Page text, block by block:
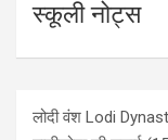
स्कूली नोट्स
लोदी वंश Lodi